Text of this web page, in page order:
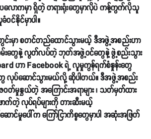
လောကမှာ ရှိတဲ့ တရားရုံးတွေမှာလိုပဲ ကန့်ကွက်လိုသူ
င်နိုင်မှာပါ။
းမှာ စတင်တည်ထောင်သွားမယ့် ဒီအဖွဲ့အစည်းဟာ
းတွေနဲ့ လွတ်လပ်တဲ့ ဘုတ်အဖွဲ့ဝင်တွေနဲ့ ဖွဲ့စည်းသွား
ဟာ Facebook ရဲ့ လူမှုကွန်ရက်စံနှုန်းတွေ
လုပ်ဆောင်သွားမယ်လို့ ဆိုပါတယ်။ ဒီအဖွဲ့အစည်း
ဝတ်မှုနွှယ်တဲ့ အကြောင်းအရာများ ၊ သတ်မှတ်ထား
က်တဲ့ လုပ်ရပ်များကို တားဆီးမယ့်
ာင်မှုပေါ်က ကြော်ငြာကိစ္စတွေမှာပါ အဆုံးအဖြတ်